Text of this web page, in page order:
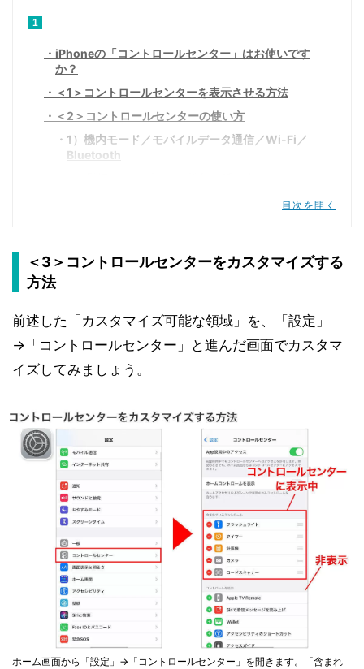
1
iPhoneの「コントロールセンター」はお使いです
か？
＜1＞コントロールセンターを表示させる方法
＜2＞コントロールセンターの使い方
1）機内モード／モバイルデータ通信／Wi-Fi／
Bluetooth
5）明るさ／音量調節
2
＜3＞コントロールセンターをカスタマイズする方
法
＜4＞コントロールセンターを非表示にする方法
目次を開く
＜3＞コントロールセンターをカスタマイズする
方法
前述した「カスタマイズ可能な領域」を、「設定」
→「コントロールセンター」と進んだ画面でカスタマ
イズしてみましょう。
ホーム画面から「設定」→「コントロールセンター」を開きます。「含まれ